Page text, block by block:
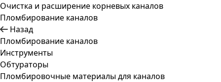
Очистка и расширение корневых каналов
Пломбирование каналов
Назад
Пломбирование каналов
Инструменты
Обтураторы
Пломбировочные материалы для каналов